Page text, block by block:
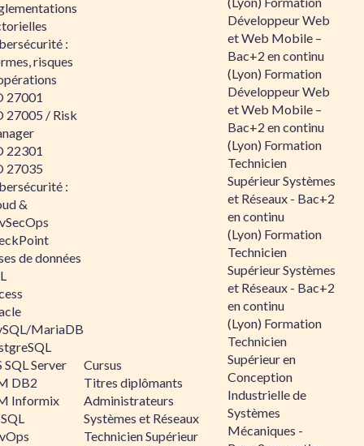
:
risques
27001
27005 / Risk
22301
27035
:
&
de données
MariaDB
SQL Server
DB2
Informix
Cursus
Titres diplômants
Administrateurs
Systèmes et Réseaux
Technicien Supérieur
Développeur Web
et Web Mobile –
Bac+2 en continu
(Lyon) Formation
Développeur Web
et Web Mobile –
Bac+2 en continu
(Lyon) Formation
Technicien
Supérieur Systèmes
et Réseaux - Bac+2
en continu
(Lyon) Formation
Technicien
Supérieur Systèmes
et Réseaux - Bac+2
en continu
(Lyon) Formation
Technicien
Supérieur en
Conception
Industrielle de
Systèmes
Mécaniques -